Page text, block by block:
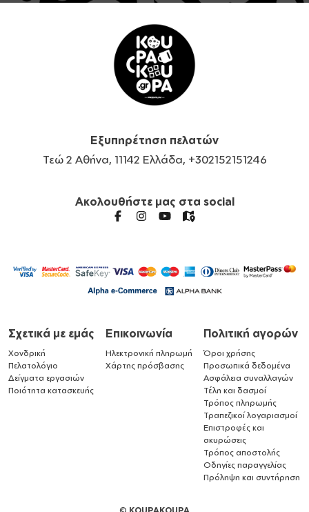
Εξυπηρέτηση πελατών
Τεώ 2 Αθήνα, 11142 Ελλάδα, +302152151246
Ακολουθήστε μας στα social
Σχετικά με εμάς
Χονδρική
Πελατολόγιο
Δείγματα εργασιών
Ποιότητα κατασκευής
Επικοινωνία
Ηλεκτρονική πληρωμή
Χάρτης πρόσβασης
Πολιτική αγορών
Όροι χρήσης
Προσωπικά δεδομένα
Ασφάλεια συναλλαγών
Τέλη και δασμοί
Τρόπος πληρωμής
Τραπεζικοί λογαριασμοί
Επιστροφές και
ακυρώσεις
Τρόπος αποστολής
Οδηγίες παραγγελίας
Πρόληψη και συντήρηση